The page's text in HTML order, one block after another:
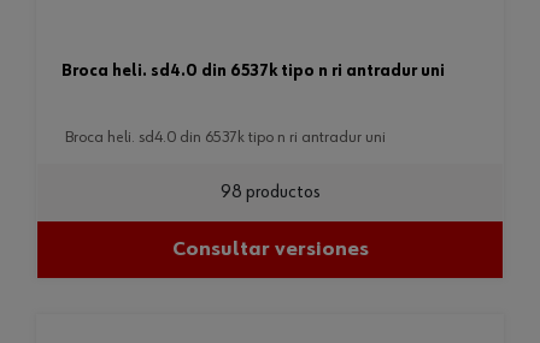
broca heli. sd4.0 din 6537k tipo n ri antradur uni
broca heli. sd4.0 din 6537k tipo n ri antradur uni
98 productos
Consultar versiones